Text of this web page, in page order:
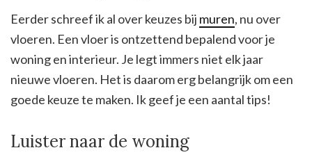
Eerder schreef ik al over keuzes bij muren, nu over
vloeren. Een vloer is ontzettend bepalend voor je
woning en interieur. Je legt immers niet elk jaar
nieuwe vloeren. Het is daarom erg belangrijk om een
goede keuze te maken. Ik geef je een aantal tips!
Luister naar de woning